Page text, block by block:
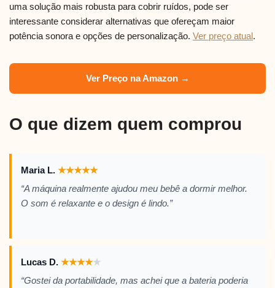
uma solução mais robusta para cobrir ruídos, pode ser
interessante considerar alternativas que ofereçam maior
potência sonora e opções de personalização. Ver preço atual.
Ver Preço na Amazon →
O que dizem quem comprou
Maria L. ★★★★★
“A máquina realmente ajudou meu bebê a dormir melhor.
O som é relaxante e o design é lindo.”
Lucas D. ★★★★★
“Gostei da portabilidade, mas achei que a bateria poderia